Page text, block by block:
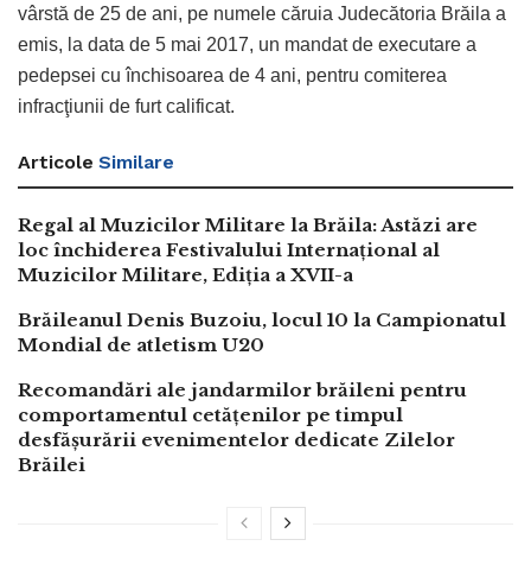
vârstă de 25 de ani, pe numele căruia Judecătoria Brăila a
emis, la data de 5 mai 2017, un mandat de executare a
pedepsei cu închisoarea de 4 ani, pentru comiterea
infracţiunii de furt calificat.
Articole Similare
Regal al Muzicilor Militare la Brăila: Astăzi are
loc închiderea Festivalului Internațional al
Muzicilor Militare, Ediția a XVII-a
Brăileanul Denis Buzoiu, locul 10 la Campionatul
Mondial de atletism U20
Recomandări ale jandarmilor brăileni pentru
comportamentul cetățenilor pe timpul
desfășurării evenimentelor dedicate Zilelor
Brăilei